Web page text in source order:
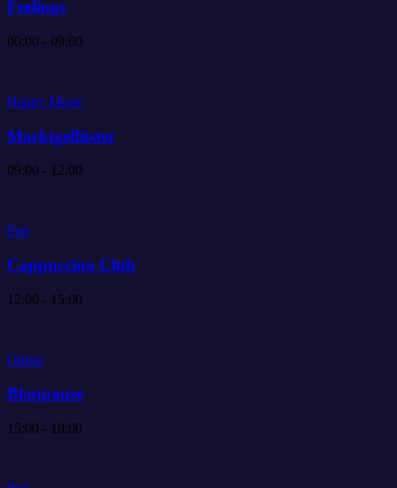
Feelings
00:00 - 09:00
Happy Music
Marktgeflüster
09:00 - 12:00
Pop
Cappuccino Club
12:00 - 15:00
Oldies
Blaupause
15:00 - 18:00